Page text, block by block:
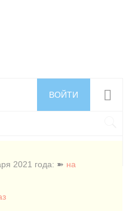
ВОЙТИ
2021 года: ➽ на